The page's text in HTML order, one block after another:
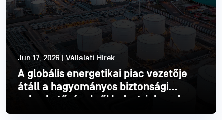
Jun 17, 2026 | Vállalati Hírek
A globális energetikai piac vezetője
átáll a hagyományos biztonsági
sebezhetőségekről Industrial modern
Industrial
Olvass tovább